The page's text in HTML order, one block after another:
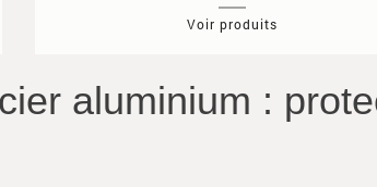
Voir produits
aluminium :